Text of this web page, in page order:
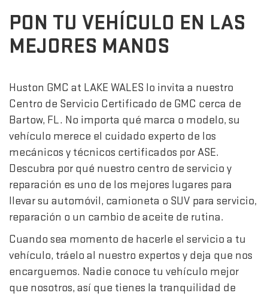
PON TU VEHÍCULO EN LAS
MEJORES MANOS
Huston GMC at LAKE WALES lo invita a nuestro
Centro de Servicio Certificado de GMC cerca de
Bartow, FL. No importa qué marca o modelo, su
vehículo merece el cuidado experto de los
mecánicos y técnicos certificados por ASE.
Descubra por qué nuestro centro de servicio y
reparación es uno de los mejores lugares para
llevar su automóvil, camioneta o SUV para servicio,
reparación o un cambio de aceite de rutina.
Cuando sea momento de hacerle el servicio a tu
vehículo, tráelo al nuestro expertos y deja que nos
encarguemos. Nadie conoce tu vehículo mejor
que nosotros, así que tienes la tranquilidad de